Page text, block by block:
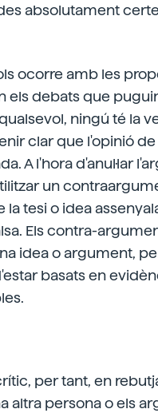
absolutament
ocorre amb les
els debats que
ningú té la
clar que l'opinió
A l'hora d'anul·lar
un
tesi o idea
Els contra-
idea o argument,
basats en
per tant, en
altra persona o els